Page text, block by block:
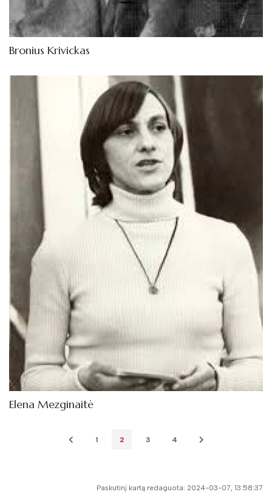
Bronius Krivickas
Elena Mezginaitė
1 2 3 4
Paskutinį kartą redaguota: 2024-03-07, 13:58:37